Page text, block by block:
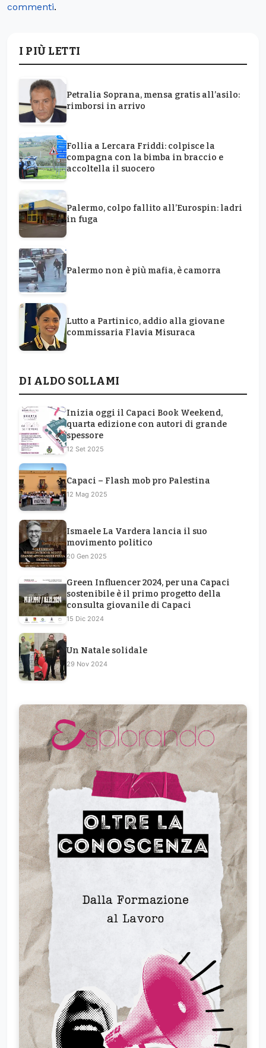
commenti.
I PIÙ LETTI
Petralia Soprana, mensa gratis all’asilo:
rimborsi in arrivo
Follia a Lercara Friddi: colpisce la
compagna con la bimba in braccio e
accoltella il suocero
Palermo, colpo fallito all’Eurospin: ladri
in fuga
Palermo non è più mafia, è camorra
Lutto a Partinico, addio alla giovane
commissaria Flavia Misuraca
DI ALDO SOLLAMI
Inizia oggi il Capaci Book Weekend,
quarta edizione con autori di grande
spessore
12 Set 2025
Capaci – Flash mob pro Palestina
12 Mag 2025
Ismaele La Vardera lancia il suo
movimento politico
20 Gen 2025
Green Influencer 2024, per una Capaci
sostenibile è il primo progetto della
consulta giovanile di Capaci
15 Dic 2024
Un Natale solidale
29 Nov 2024